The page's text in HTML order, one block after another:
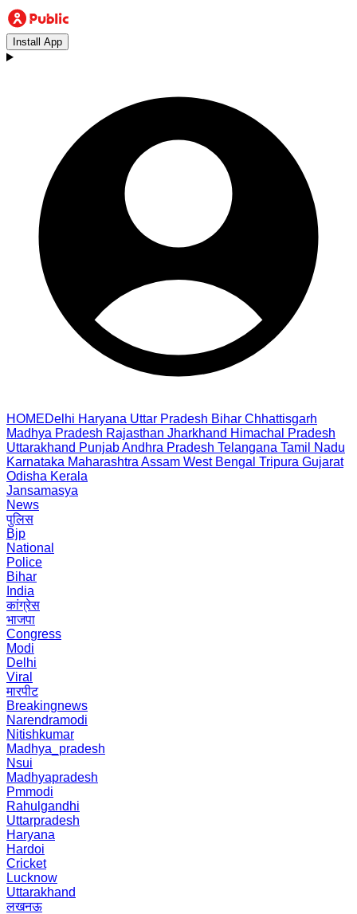
Install App
HOMEDelhi Haryana Uttar Pradesh Bihar Chhattisgarh
Madhya Pradesh Rajasthan Jharkhand Himachal Pradesh
Uttarakhand PunjabAndhra Pradesh Telangana Tamil Nadu
Karnataka Maharashtra Assam West Bengal Tripura Gujarat
Odisha Kerala
Jansamasya
News
पुलिस
Bjp
National
Police
Bihar
India
कांग्रेस
भाजपा
Congress
Modi
Delhi
Viral
मारपीट
Breakingnews
Narendramodi
Nitishkumar
Madhya_pradesh
Nsui
Madhyapradesh
Pmmodi
Rahulgandhi
Uttarpradesh
Haryana
Hardoi
Cricket
Lucknow
Uttarakhand
लखनऊ